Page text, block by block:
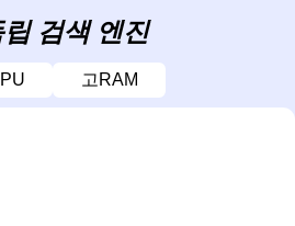
검색 엔진
고RAM